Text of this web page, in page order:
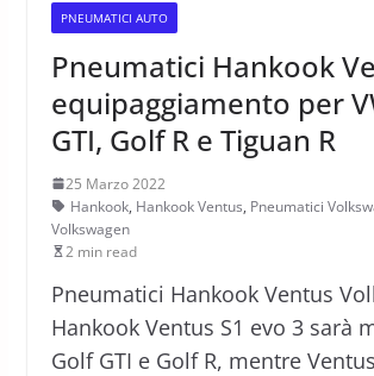
PNEUMATICI AUTO
Pneumatici Hankook
equipaggiamento per
GTI, Golf R e Tiguan R
25 Marzo 2022
Hankook, Hankook Ventus, Pneumatici
Volkswagen
2 min read
Pneumatici Hankook Ventus
Hankook Ventus S1 evo 3 sarà
Golf GTI e Golf R, mentre